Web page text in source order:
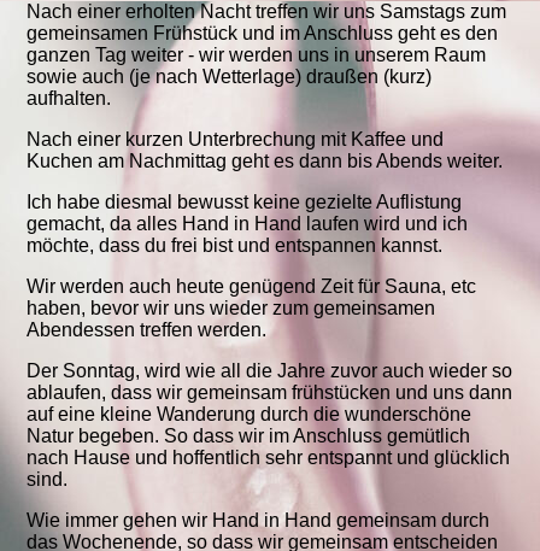
Nach einer erholten Nacht treffen wir uns Samstags zum
gemeinsamen Frühstück und im Anschluss geht es den
ganzen Tag weiter - wir werden uns in unserem Raum
sowie auch (je nach Wetterlage) draußen (kurz)
aufhalten.
Nach einer kurzen Unterbrechung mit Kaffee und
Kuchen am Nachmittag geht es dann bis Abends weiter.
Ich habe diesmal bewusst keine gezielte Auflistung
gemacht, da alles Hand in Hand laufen wird und ich
möchte, dass du frei bist und entspannen kannst.
Wir werden auch heute genügend Zeit für Sauna, etc
haben, bevor wir uns wieder zum gemeinsamen
Abendessen treffen werden.
Der Sonntag, wird wie all die Jahre zuvor auch wieder so
ablaufen, dass wir gemeinsam frühstücken und uns dann
auf eine kleine Wanderung durch die wunderschöne
Natur begeben. So dass wir im Anschluss gemütlich
nach Hause und hoffentlich sehr entspannt und glücklich
sind.
Wie immer gehen wir Hand in Hand gemeinsam durch
das Wochenende, so dass wir gemeinsam entscheiden